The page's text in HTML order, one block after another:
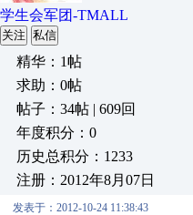
学生会军团-TMALL
关注 私信
精华：1帖
求助：0帖
帖子：34帖 | 609回
年度积分：0
历史总积分：1233
注册：2012年8月07日
发表于：2012-10-24 11:38:43